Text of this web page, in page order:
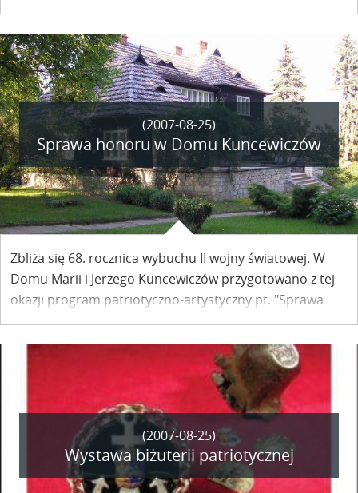
w orientalny świat wprowadzał małych czytelników Max
Skrzeczkowski, bohater imprezy.
(2007-08-25)
Sprawa honoru w Domu Kuncewiczów
Zbliża się 68. rocznica wybuchu II wojny światowej. W
Domu Marii i Jerzego Kuncewiczów przygotowano z tej
okazji program patriotyczno-artystyczny pt. "Sprawa
honoru".
(2007-08-25)
Wystawa biżuterii patriotycznej